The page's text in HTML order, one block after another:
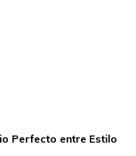
Perfecto entre Estilo